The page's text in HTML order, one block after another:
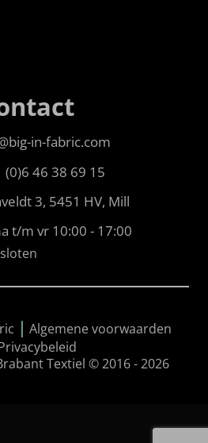
in-fabric.com
(0)6 46 38 69 15
3, 5451 HV, Mill
t/m vr 10:00 - 17:00
| Algemene voorwaarden
Textiel © 2016 - 2026